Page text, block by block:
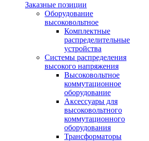
Заказные позиции
Оборудование
высоковольтное
Комплектные
распределительные
устройства
Системы распределения
высокого напряжения
Высоковольтное
коммутационное
оборудование
Аксессуары для
высоковольтного
коммутационного
оборудования
Трансформаторы